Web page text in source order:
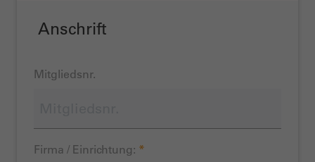
Anschrift
Mitgliedsnr.
Firma / Einrichtung: *